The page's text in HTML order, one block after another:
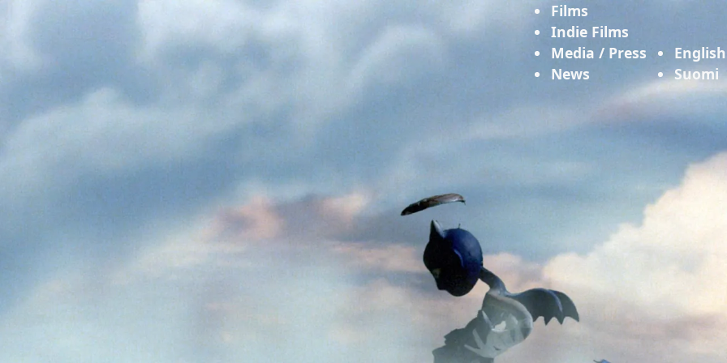
Films
Indie Films
Media / Press
News
English
Suomi